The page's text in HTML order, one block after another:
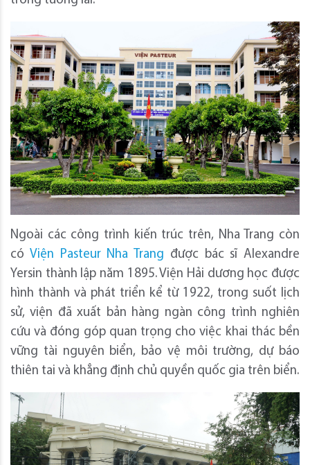
Ngoài các công trình kiến trúc trên, Nha Trang còn
có Viện Pasteur Nha Trang được bác sĩ Alexandre
Yersin thành lập năm 1895. Viện Hải dương học được
hình thành và phát triển kể từ 1922, trong suốt lịch
sử, viện đã xuất bản hàng ngàn công trình nghiên
cứu và đóng góp quan trọng cho việc khai thác bền
vững tài nguyên biển, bảo vệ môi trường, dự báo
thiên tai và khẳng định chủ quyền quốc gia trên biển.